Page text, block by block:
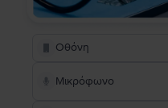
Οθόνη
Μικρόφωνο